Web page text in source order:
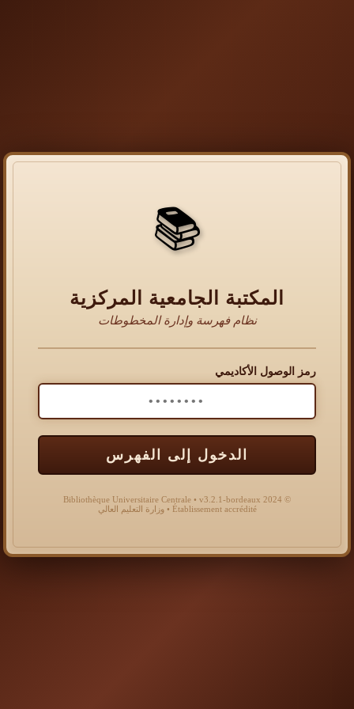
📚
المكتبة الجامعية المركزية
نظام فهرسة وإدارة المخطوطات
رمز الوصول الأكاديمي
الدخول إلى الفهرس
© 2024 Bibliothèque Universitaire Centrale • v3.2.1-bordeaux
Établissement accrédité • وزارة التعليم العالي